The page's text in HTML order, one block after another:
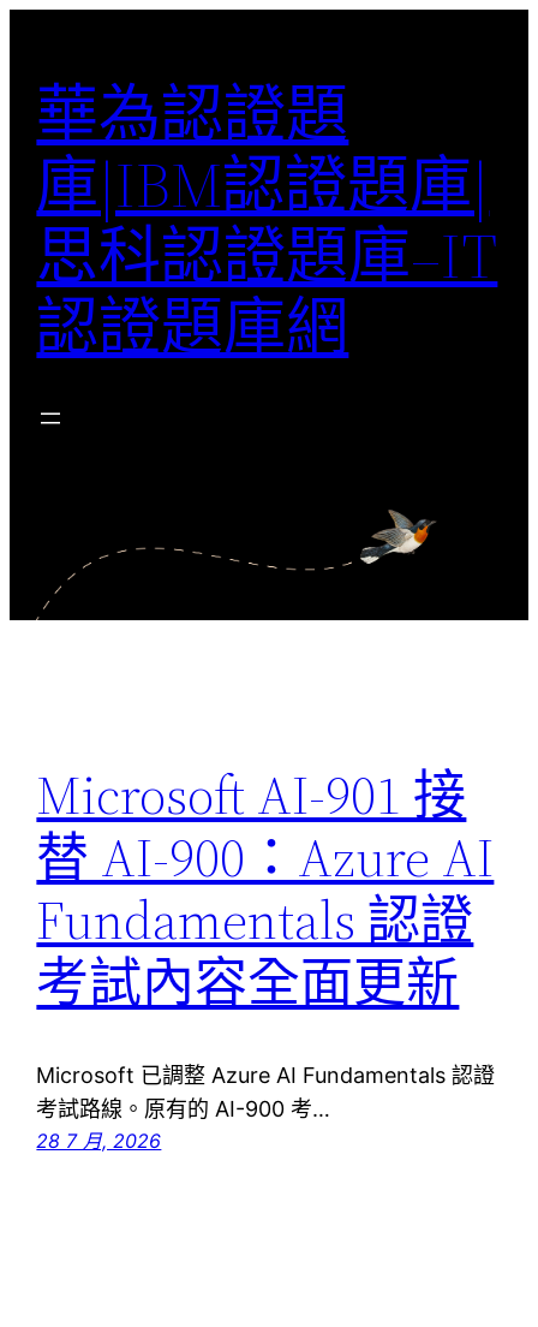
華為認證題
庫|IBM認證題庫|
思科認證題庫–IT
認證題庫網
Microsoft AI-901 接
替 AI-900：Azure AI
Fundamentals 認證
考試內容全面更新
Microsoft 已調整 Azure AI Fundamentals 認證
考試路線。原有的 AI-900 考…
28 7 月, 2026